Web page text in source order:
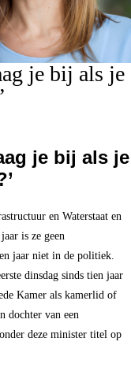
je bij als je
je bij als je
en Waterstaat en
is ze geen
jaar niet in de politiek.
dinsdag sinds tien jaar
Kamer als kamerlid of
dochter van een
deze minister titel op